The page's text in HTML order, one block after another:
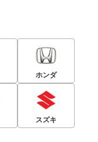
ホンダ
スズキ